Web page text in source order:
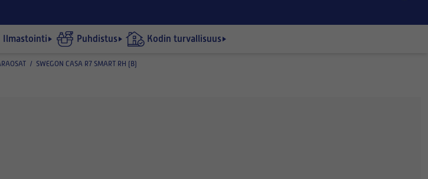
Ilmastointi Puhdistus Kodin turvallisuus
/ SWEGON CASA R7 SMART RH (B)